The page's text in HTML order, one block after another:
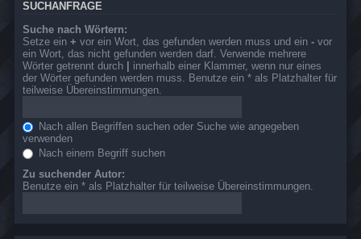
SUCHANFRAGE
Suche nach Wörtern:
Setze ein + vor ein Wort, das gefunden werden muss und ein - vor
ein Wort, das nicht gefunden werden darf. Verwende mehrere
Wörter getrennt durch | innerhalb einer Klammer, wenn nur eines
der Wörter gefunden werden muss. Benutze ein * als Platzhalter für
teilweise Übereinstimmungen.
Nach allen Begriffen suchen oder Suche wie angegeben
verwenden
Nach einem Begriff suchen
Zu suchender Autor:
Benutze ein * als Platzhalter für teilweise Übereinstimmungen.